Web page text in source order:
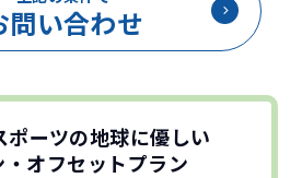
問い合わせ
ポーツの地球に優しい
・オフセットプラン